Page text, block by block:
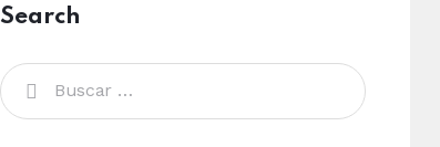
Search